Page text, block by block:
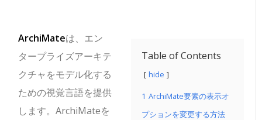
Table of Contents
hide
1 ArchiMate要素の表示オ
プションを変更する方法
ArchiMateは、エン
タープライズアーキテ
クチャをモデル化する
ための視覚言語を提供
します。ArchiMateを